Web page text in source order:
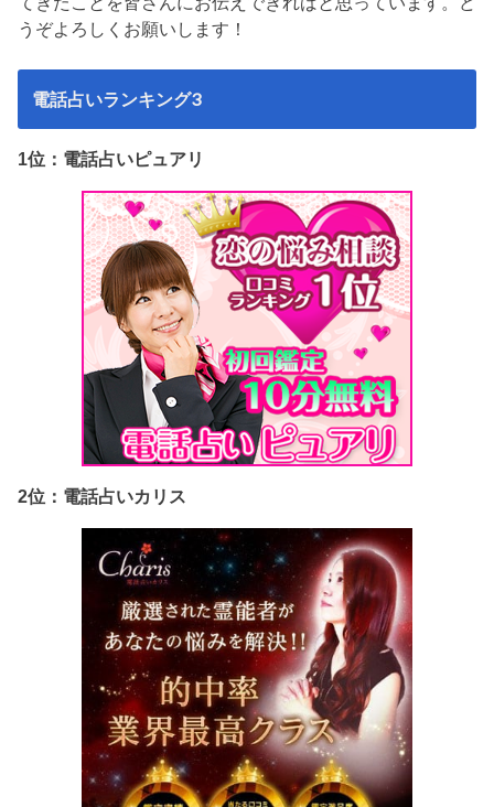
うぞよろしくお願いします！
電話占いランキング3
1位：電話占いピュアリ
2位：電話占いカリス